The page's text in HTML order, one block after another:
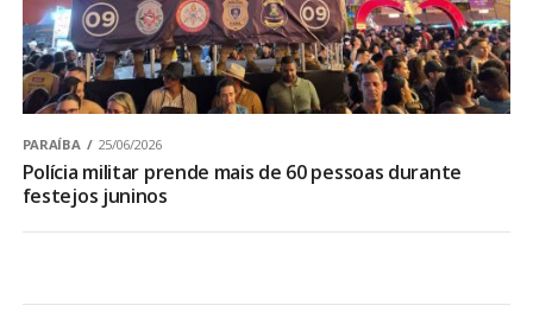
PARAÍBA 25/06/2026
Polícia militar prende mais de 60 pessoas durante
festejos juninos